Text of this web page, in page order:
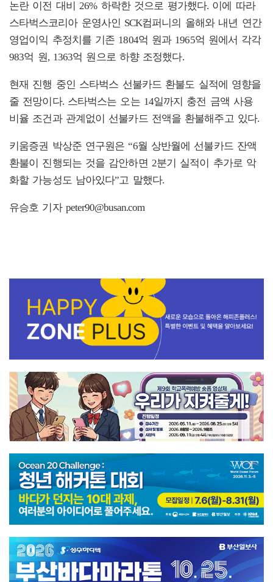
논란 이전 대비 26% 하락한 것으로 평가했다. 이에 따라
스타벅스코리아 운영사인 SCK컴퍼니의 올해와 내년 연간
영업이익 추정치를 기존 1804억 원과 1965억 원에서 각각
983억 원, 1363억 원으로 하향 조정했다.
현재 진행 중인 스타벅스 선불카드 환불도 실적에 영향을
줄 전망이다. 스타벅스는 오는 14일까지 충전 금액 사용
비율 조건과 관계없이 선불카드 전액을 환불해주고 있다.
키움증권 박상준 연구원은 “6월 상반월에 선불카드 잔액
환불이 진행되는 것을 감안하면 2분기 실적이 추가로 악
화할 가능성도 남아있다”고 말했다.
유승호 기자 peter90@busan.com